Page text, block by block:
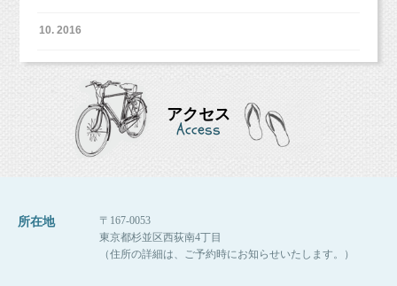
10. 2016
アクセス
Access
所在地
〒167-0053
東京都杉並区西荻南4丁目
（住所の詳細は、ご予約時にお知らせいたします。）